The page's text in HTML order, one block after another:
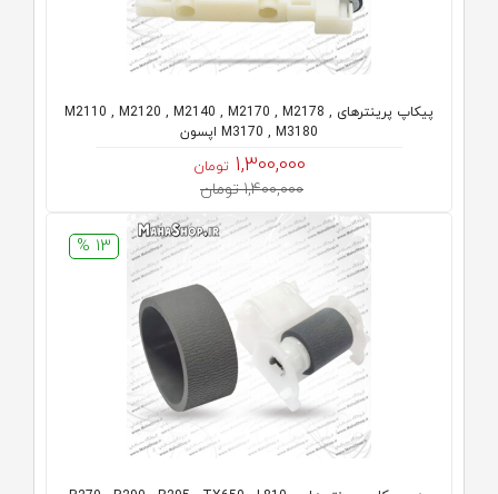
پیکاپ پرینترهای M2110 , M2120 , M2140 , M2170 , M2178 ,
M3170 , M3180 اپسون
1,300,000 تومان
1,400,000 تومان
13 %